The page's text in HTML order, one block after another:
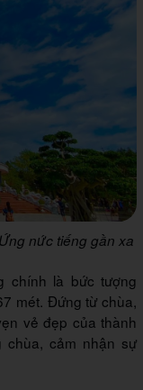
nức tiếng gần xa
chính là bức tượng
mét. Đứng từ chùa,
vẻ đẹp của thành
chùa, cảm nhận sự